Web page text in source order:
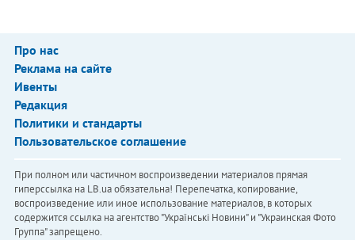
Про нас
Реклама на сайте
Ивенты
Редакция
Политики и стандарты
Пользовательское соглашение
При полном или частичном воспроизведении материалов прямая
гиперссылка на LB.ua обязательна! Перепечатка, копирование,
воспроизведение или иное использование материалов, в которых
содержится ссылка на агентство "Українськi Новини" и "Украинская Фото
Группа" запрещено.